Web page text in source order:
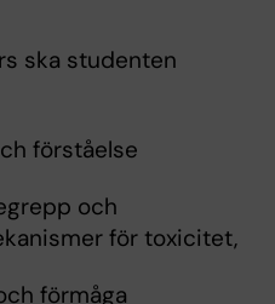
ska studenten
förståelse
och
för toxicitet,
förmåga